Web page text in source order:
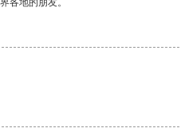
各地的朋友。